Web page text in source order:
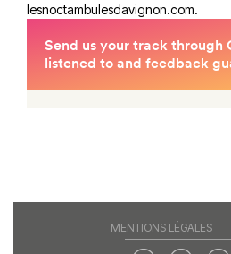
lesnoctambulesdavignon.com.
MENTIONS LÉGALES